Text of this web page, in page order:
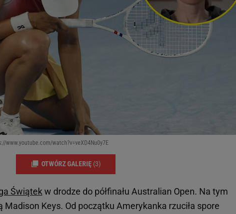
www.youtube.com/watch?v=veXD4Nu0y7E
OTWÓRZ GALERIĘ (3)
Świątekw drodze do półfinału Australian Open. Na tym
Keys. Od początku Amerykanka rzuciła spore